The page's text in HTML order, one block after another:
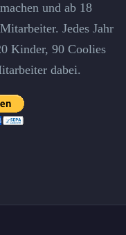
und ab 18
Jedes Jahr
Kinder, 90 Coolies
dabei.